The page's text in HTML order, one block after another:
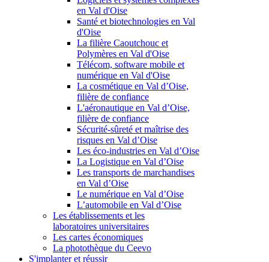
en Val d'Oise
Santé et biotechnologies en Val
d'Oise
La filière Caoutchouc et
Polymères en Val d'Oise
Télécom, software mobile et
numérique en Val d'Oise
La cosmétique en Val d’Oise,
filière de confiance
L'aéronautique en Val d’Oise,
filière de confiance
Sécurité-sûreté et maîtrise des
risques en Val d’Oise
Les éco-industries en Val d’Oise
La Logistique en Val d’Oise
Les transports de marchandises
en Val d’Oise
Le numérique en Val d’Oise
L’automobile en Val d’Oise
Les établissements et les
laboratoires universitaires
Les cartes économiques
La photothèque du Ceevo
S'implanter et réussir